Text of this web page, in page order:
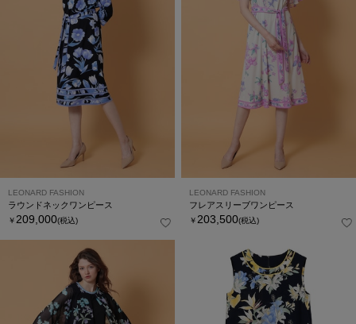
LEONARD FASHION
ラウンドネックワンピース
￥ 209,000(税込)
LEONARD FASHION
フレアスリーブワンピース
￥ 203,500(税込)